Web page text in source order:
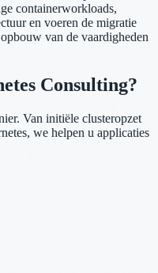
containerworkloads,
en voeren de migratie
van de vaardigheden
Consulting?
Van initiële clusteropzet
we helpen u applicaties